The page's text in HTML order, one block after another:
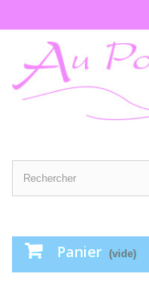
Panier (vide)